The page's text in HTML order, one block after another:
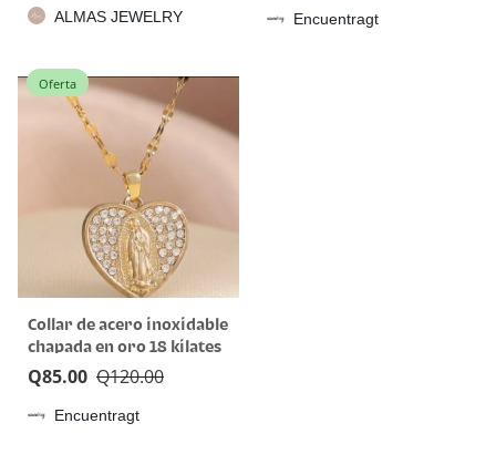
ALMAS JEWELRY Encuentragt
Oferta
Collar de acero inoxidable
chapada en oro 18 kilates
color blanco
Q120.00
Q85.00
Encuentragt